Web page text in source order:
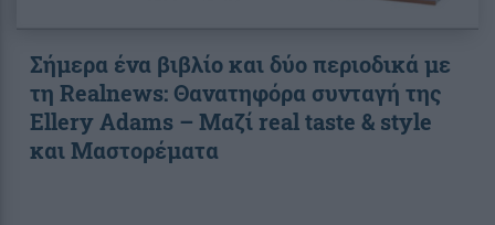
Σήμερα ένα βιβλίο και δύο περιοδικά με
τη Realnews: Θανατηφόρα συνταγή της
Ellery Adams – Μαζί real taste & style
και Μαστορέματα